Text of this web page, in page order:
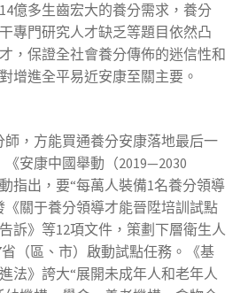
億多生齒宏大的養分需求，養分
專門研究人才缺乏等題目依然凸
，保證全社會養分傳佈的迷信性和
增進全平易近安康至關主要。
師，方能買通養分安康落地最后一
安康中國舉動（2019—2030
指出，要“每萬人裝備1名養分領導
《關于養分領導才能晉陞培訓試點
訴》等12項文件，策劃下層衛生人
（區、市）啟動試點任務。《基
法》誇大“展開未成年人和老年人